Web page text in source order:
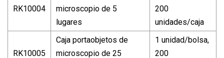
RK10004
microscopio de 5
lugares
200
unidades/caja
RK10005
Caja portaobjetos de
microscopio de 25
1 unidad/bolsa,
200